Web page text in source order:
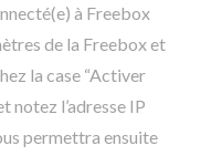
à Freebox
de la Freebox et
la case “Activer
notez l’adresse IP
permettra ensuite